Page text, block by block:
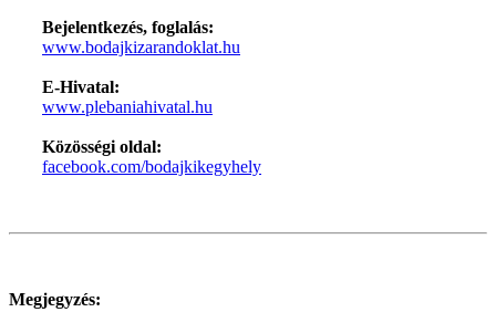
Bejelentkezés, foglalás:
www.bodajkizarandoklat.hu
E-Hivatal:
www.plebaniahivatal.hu
Közösségi oldal:
facebook.com/bodajkikegyhely
Megjegyzés: